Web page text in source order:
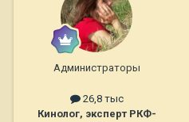
Администраторы
26,8 тыс
Кинолог, эксперт РКФ-